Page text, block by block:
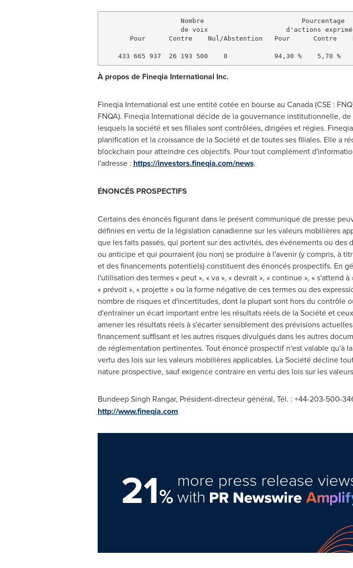
                    Nombre                         Pourcentage
de voix                    d'actions
Pour      Contre    Nul/Abstention   Pour      Contre
À propos de Fineqia International Inc.
Fineqia International est une entité cotée en bourse au Canada(CSE :
FNQA). Fineqia International décide de la gouvernance institutionnelle,
lesquels la société et ses filiales sont contrôlées, dirigées et régies.
planification et la croissance de la Société et de toutes ses filiales. Elle a
blockchain pour atteindre ces objectifs. Pour tout complément
l'adresse : https://investors.fineqia.com/news.
ÉNONCÉS PROSPECTIFS
Certains des énoncés figurant dans le présent communiqué de presse
définies en vertu de la législation canadienne sur les valeurs mobilières
que les faits passés, qui portent sur des activités, des événements ou
ou anticipe et qui pourraient (ou non) se produire à l'avenir (y compris, à
et des financements potentiels) constituent des énoncés prospectifs. En
l'utilisation des termes « peut », « va », « devrait », « continue », « s'attend
« prévoit », « projette » ou la forme négative de ces termes ou des
nombre de risques et d'incertitudes, dont la plupart sont hors du contrôle
d'entraîner un écart important entre les résultats réels de la Société et
amener les résultats réels à s'écarter sensiblement des prévisions
financement suffisant et les autres risques divulgués dans les autres
de réglementation pertinentes. Tout énoncé prospectif n'est valable qu'à
vertu des lois sur les valeurs mobilières applicables. La Société décline
nature prospective, sauf exigence contraire en vertu des lois sur les
Bundeep Singh Rangar, Président-directeur général, Tél. : +44-203-500-
http://www.fineqia.com
21%
more press release
with